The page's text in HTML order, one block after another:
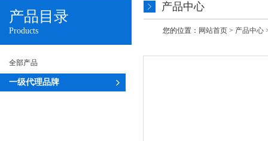
产品目录
Products
全部产品
一级代理品牌
产品中心
您的位置： 网站首页 > 产品中心